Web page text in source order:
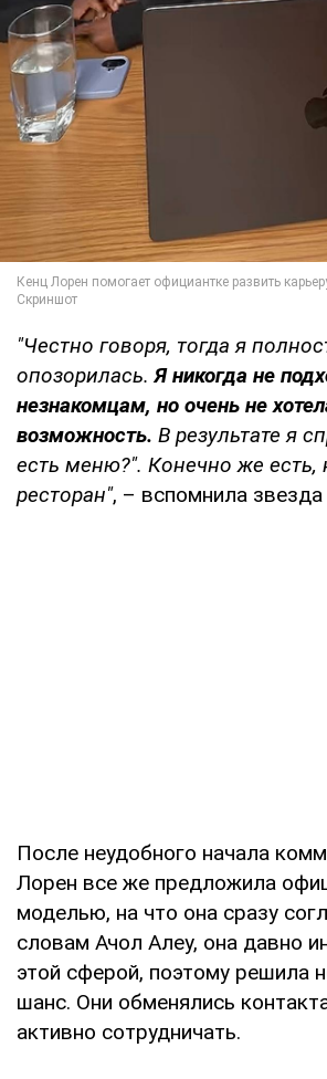
"Честно говоря, тогда я
опозорилась.Я никогда не
незнакомцам, но очень не
возможность. В результате я
есть меню?". Конечно же есть,
ресторан", – вспомнила
После неудобного начала
Лорен все же предложила
моделью, на что она сразу
словам Ачол Алеу, она давно
этой сферой, поэтому решила
шанс. Они обменялись
активно сотрудничать.